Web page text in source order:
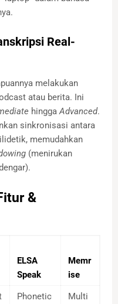
Real-
melakukan
atau berita. Ini
hingga Advanced.
sinkronisasi antara
memudahkan
(menirukan
&
ELSA
Speak
Memr
ise
Phonetic
Multi